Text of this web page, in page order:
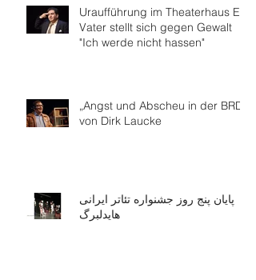
Uraufführung im Theaterhaus Ein
Vater stellt sich gegen Gewalt
"Ich werde nicht hassen"
„Angst und Abscheu in der BRD“
von Dirk Laucke
پایان پنج روز جشنواره تئاتر ایرانی
هایدلبرگ